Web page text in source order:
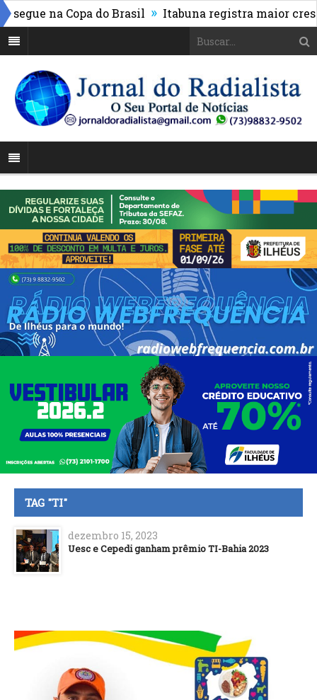
na Copa do Brasil » Itabuna registra maior
TAG "TI"
dezembro 15, 2023
Uesc e Cepedi ganham prêmio TI-Bahia 2023